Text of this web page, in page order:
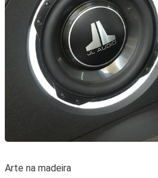
Arte na madeira